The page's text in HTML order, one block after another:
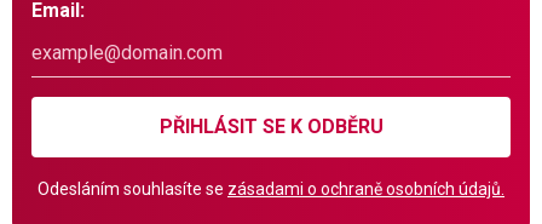
Email:
PŘIHLÁSIT SE K ODBĚRU
Odesláním souhlasíte se zásadami o ochraně osobních údajů.